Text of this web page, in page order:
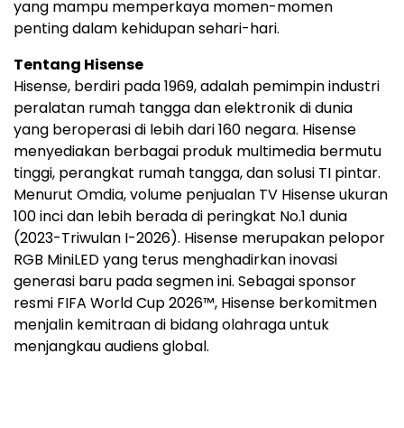
yang mampu memperkaya momen-momen
penting dalam kehidupan sehari-hari.
Tentang Hisense
Hisense, berdiri pada 1969, adalah pemimpin industri
peralatan rumah tangga dan elektronik di dunia
yang beroperasi di lebih dari 160 negara. Hisense
menyediakan berbagai produk multimedia bermutu
tinggi, perangkat rumah tangga, dan solusi TI pintar.
Menurut Omdia, volume penjualan TV Hisense ukuran
100 inci dan lebih berada di peringkat No.1 dunia
(2023-Triwulan I-2026). Hisense merupakan pelopor
RGB MiniLED yang terus menghadirkan inovasi
generasi baru pada segmen ini. Sebagai sponsor
resmi FIFA World Cup 2026™, Hisense berkomitmen
menjalin kemitraan di bidang olahraga untuk
menjangkau audiens global.